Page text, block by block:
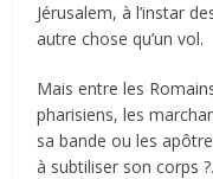
Jérusalem, à l’instar
autre chose qu’un vol.
Mais entre les
pharisiens, les
sa bande ou les
à subtiliser son corps